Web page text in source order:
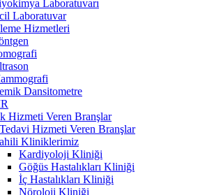
Laboratuvarı
Laboratuvar
Hizmetleri
Dansitometre
Hizmeti Veren Branşlar
Hizmeti Veren Branşlar
Kliniklerimiz
Kardiyoloji Kliniği
Göğüs Hastalıkları Kliniği
İç Hastalıkları Kliniği
Nöroloji Kliniği